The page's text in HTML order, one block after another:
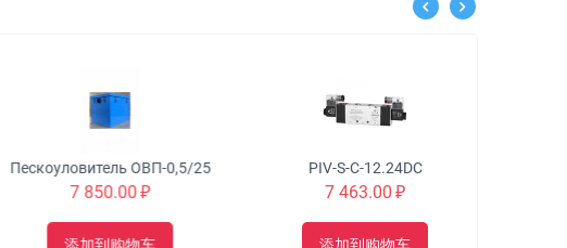
Пескоуловитель ОВП-0,5/25
7 850.00₽
PIV-S-C-12.24DC
7 463.00₽